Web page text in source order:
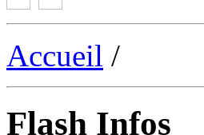
Accueil /
Flash Infos